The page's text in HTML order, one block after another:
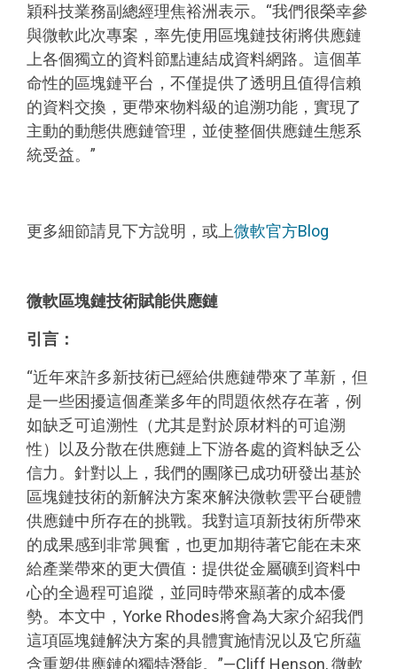
穎科技業務副總經理焦裕洲表示。“我們很榮幸參
與微軟此次專案，率先使用區塊鏈技術將供應鏈
上各個獨立的資料節點連結成資料網路。這個革
命性的區塊鏈平台，不僅提供了透明且值得信賴
的資料交換，更帶來物料級的追溯功能，實現了
主動的動態供應鏈管理，並使整個供應鏈生態系
統受益。”
更多細節請見下方說明，或上微軟官方Blog
微軟區塊鏈技術賦能供應鏈
引言：
“近年來許多新技術已經給供應鏈帶來了革新，但
是一些困擾這個產業多年的問題依然存在著，例
如缺乏可追溯性（尤其是對於原材料的可追溯
性）以及分散在供應鏈上下游各處的資料缺乏公
信力。針對以上，我們的團隊已成功研發出基於
區塊鏈技術的新解決方案來解決微軟雲平台硬體
供應鏈中所存在的挑戰。我對這項新技術所帶來
的成果感到非常興奮，也更加期待著它能在未來
給產業帶來的更大價值：提供從金屬礦到資料中
心的全過程可追蹤，並同時帶來顯著的成本優
勢。本文中，Yorke Rhodes將會為大家介紹我們
這項區塊鏈解決方案的具體實施情況以及它所蘊
含重塑供應鏈的獨特潛能。”—Cliff Henson, 微軟